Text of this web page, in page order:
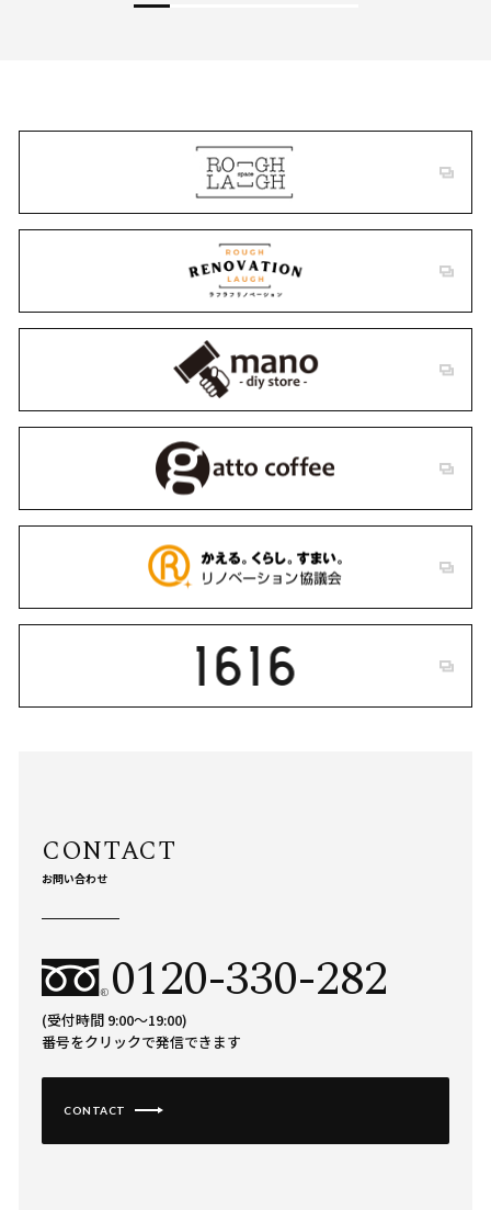
お問い合わせ
0120-330-282
(受付時間 9:00〜19:00)
番号をクリックで発信できます
CONTACT